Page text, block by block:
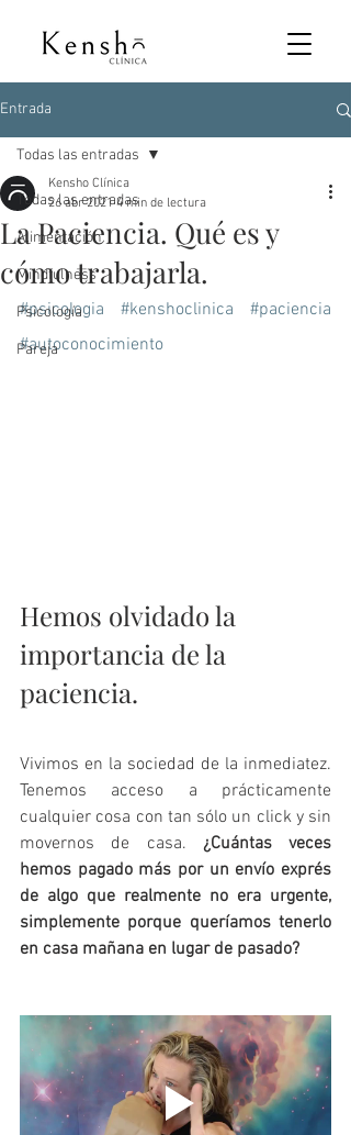
Entrada
Todas las entradas
Alimentación
Mindfulness
Psicología
Pareja
Todas las entradas
La Paciencia. Qué es y
cómo trabajarla.
Kensho Clínica
26 abr 2021 4 min de lectura
#psicologia #kenshoclinica
#paciencia
#autoconocimiento
Hemos olvidado la
importancia de la
paciencia.
Vivimos en la sociedad de la inmediatez.
Tenemos acceso a prácticamente
cualquier cosa con tan sólo un click y sin
movernos de casa. ¿Cuántas veces
hemos pagado más por un envío exprés
de algo que realmente no era urgente,
simplemente porque queríamos tenerlo
en casa mañana en lugar de pasado?